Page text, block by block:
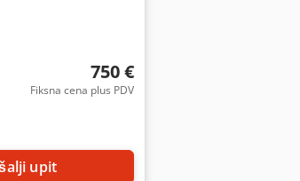
750 €
Fiksna cena plus PDV
upit